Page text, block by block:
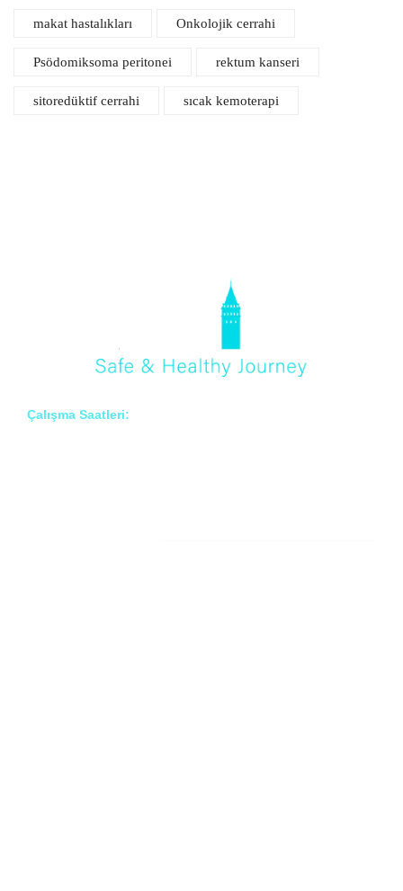
makat hastalıkları Onkolojik cerrahi
Psödomiksoma peritonei rektum kanseri
sitoredüktif cerrahi sıcak kemoterapi
Çalışma Saatleri: